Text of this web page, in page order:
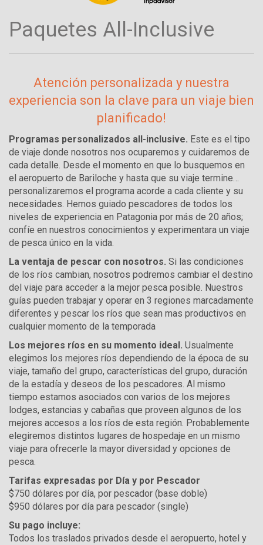
Paquetes All-Inclusive
Atención personalizada y nuestra
experiencia son la clave para un viaje bien
planificado!
Programas personalizados all-inclusive. Este es el tipo
de viaje donde nosotros nos ocuparemos y cuidaremos de
cada detalle. Desde el momento en que lo busquemos en
el aeropuerto de Bariloche y hasta que su viaje termine…
personalizaremos el programa acorde a cada cliente y su
necesidades. Hemos guiado pescadores de todos los
niveles de experiencia en Patagonia por más de 20 años;
confíe en nuestros conocimientos y experimentara un viaje
de pesca único en la vida.
La ventaja de pescar con nosotros. Si las condiciones
de los ríos cambian, nosotros podremos cambiar el destino
del viaje para acceder a la mejor pesca posible. Nuestros
guías pueden trabajar y operar en 3 regiones marcadamente
diferentes y pescar los ríos que sean mas productivos en
cualquier momento de la temporada
Los mejores ríos en su momento ideal. Usualmente
elegimos los mejores ríos dependiendo de la época de su
viaje, tamaño del grupo, características del grupo, duración
de la estadía y deseos de los pescadores. Al mismo
tiempo estamos asociados con varios de los mejores
lodges, estancias y cabañas que proveen algunos de los
mejores accesos a los ríos de esta región. Probablemente
elegiremos distintos lugares de hospedaje en un mismo
viaje para ofrecerle la mayor diversidad y opciones de
pesca.
Tarifas expresadas por Día y por Pescador
$750 dólares por día, por pescador (base doble)
$950 dólares por día para pescador (single)
Su pago incluye:
Todos los traslados privados desde el aeropuerto, hotel y